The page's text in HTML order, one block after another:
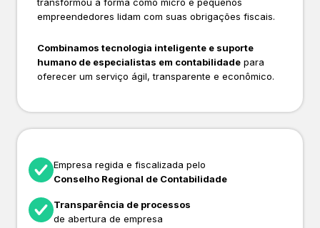
empreendedores lidam com suas obrigações fiscais.
Combinamos tecnologia inteligente e suporte
humano de especialistas em contabilidade para
oferecer um serviço ágil, transparente e econômico.
Empresa regida e fiscalizada pelo
Conselho Regional de Contabilidade
Transparência de processos
de abertura de empresa